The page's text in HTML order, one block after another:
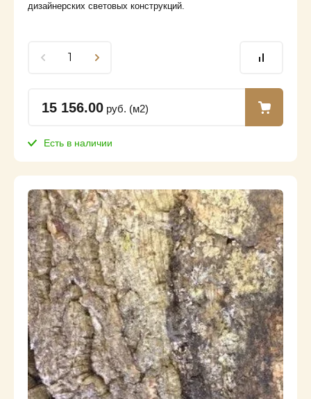
дизайнерских световых конструкций.
15 156.00 руб. (м2)
Есть в наличии